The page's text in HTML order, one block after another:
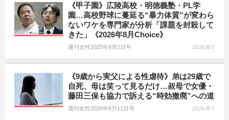
《甲子園》広陵高校・明徳義塾・PL学
園…高校野球に蔓延る“暴力体質”が変わら
ないワケを専門家が分析「課題を封殺して
きた」《2026年8月Choice》
週刊女性2025年9月2日号 2026/8/5
《9歳から実父による性虐待》弟は29歳で
自死、母は笑って見るだけ…叔母で女優・
藤田三保も協力で訴える“時効撤廃”への道
週刊女性2026年8月11日号 2026/8/1